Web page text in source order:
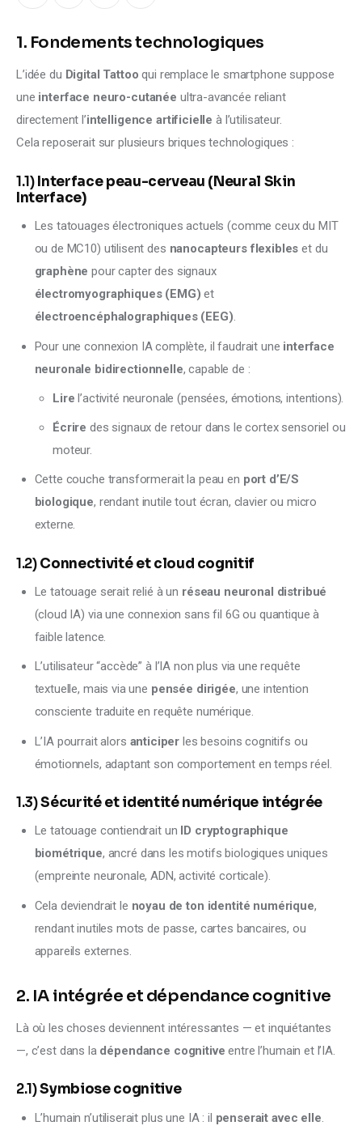
Climate
Markets
Tech
Reports
Shop
1. Fondements technologiques
L’idée du Digital Tattoo qui remplace le smartphone suppose
une interface neuro-cutanée ultra-avancée reliant
directement l’intelligence artificielle à l’utilisateur.
Cela reposerait sur plusieurs briques technologiques :
1.1) Interface peau-cerveau (Neural Skin
Interface)
Les tatouages électroniques actuels (comme ceux du MIT
ou de MC10) utilisent des nanocapteurs flexibles et du
graphène pour capter des signaux
électromyographiques (EMG) et
électroencéphalographiques (EEG).
Pour une connexion IA complète, il faudrait une interface
neuronale bidirectionnelle, capable de :
Lire l’activité neuronale (pensées, émotions, intentions).
Écrire des signaux de retour dans le cortex sensoriel ou
moteur.
Cette couche transformerait la peau en port d’E/S
biologique, rendant inutile tout écran, clavier ou micro
externe.
1.2)Connectivité et cloud cognitif
Le tatouage serait relié à un réseau neuronal distribué
(cloud IA) via une connexion sans fil 6G ou quantique à
faible latence.
L’utilisateur “accède” à l’IA non plus via une requête
textuelle, mais via une pensée dirigée, une intention
consciente traduite en requête numérique.
L’IA pourrait alors anticiper les besoins cognitifs ou
émotionnels, adaptant son comportement en temps réel.
1.3)Sécurité et identité numérique intégrée
Le tatouage contiendrait un
ID cryptographique
biométrique, ancré dans les motifs biologiques uniques
(empreinte neuronale, ADN, activité corticale).
Cela deviendrait le noyau de ton identité numérique,
rendant inutiles mots de passe, cartes bancaires, ou
appareils externes.
2. IA intégrée et dépendance cognitive
Là où les choses deviennent intéressantes — et inquiétantes
—, c’est dans la dépendance cognitive entre l’humain et l’IA.
2.1)Symbiose cognitive
L’humain n’utiliserait plus une IA : il penserait avec elle